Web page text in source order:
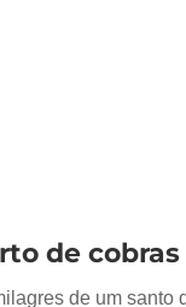
de
de um